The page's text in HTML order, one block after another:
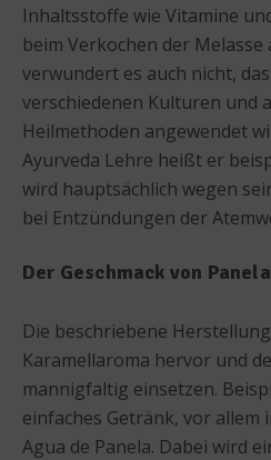
Inhaltsstoffe wie Vitamine
beim Verkochen der
verwundert es auch nicht,
verschiedenen Kulturen und
Heilmethoden angewendet
Ayurveda Lehre heißt er
wird hauptsächlich wegen
bei Entzündungen der
Der Geschmack von
Die beschriebene
Karamellaroma hervor und
mannigfaltig einsetzen.
einfaches Getränk, vor allem
Agua de Panela. Dabei wird